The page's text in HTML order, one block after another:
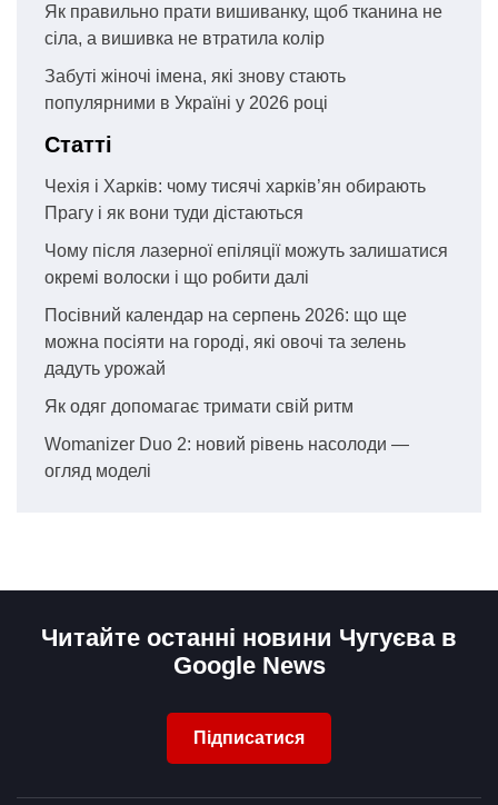
Як правильно прати вишиванку, щоб тканина не
сіла, а вишивка не втратила колір
Забуті жіночі імена, які знову стають
популярними в Україні у 2026 році
Статті
Чехія і Харків: чому тисячі харків’ян обирають
Прагу і як вони туди дістаються
Чому після лазерної епіляції можуть залишатися
окремі волоски і що робити далі
Посівний календар на серпень 2026: що ще
можна посіяти на городі, які овочі та зелень
дадуть урожай
Як одяг допомагає тримати свій ритм
Womanizer Duo 2: новий рівень насолоди —
огляд моделі
Читайте останні новини Чугуєва в
Google News
Підписатися